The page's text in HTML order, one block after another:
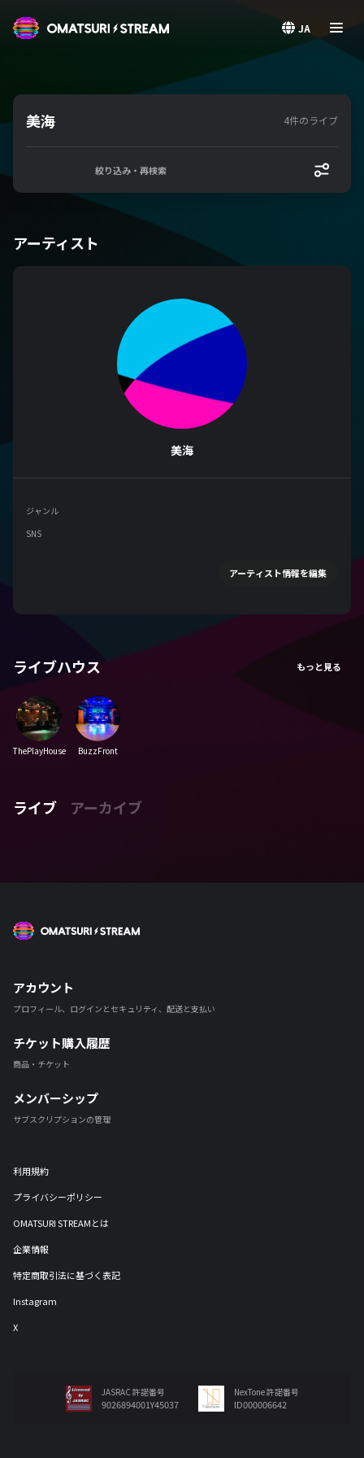
JA
美海 4件のライブ
絞り込み・再検索
アーティスト
美海
ジャンル
SNS
アーティスト情報を編集
ライブハウス
ThePlayHouse BuzzFront
ライブ アーカイブ
アカウント
プロフィール、ログインとセキュリティ、配送と支払い
チケット購入履歴
商品・チケット
メンバーシップ
サブスクリプションの管理
利用規約
プライバシーポリシー
OMATSURI STREAMとは
企業情報
特定商取引法に基づく表記
Instagram
X
JASRAC 許諾番号
9026894001Y45037
NexTone 許諾番号
ID000006642